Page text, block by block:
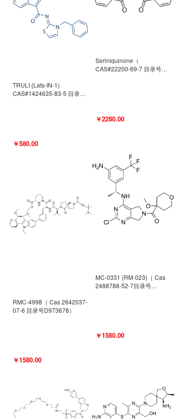
TRULI (Lats-IN-1)
CAS#1424635-83-5 目录号
￥580.00
RMC-4998（ Cas 2642037-
07-6 目录号D973678）
￥1580.00
Seriniquinone（
CAS#22200-69-7 目录号
￥2280.00
MC-0331 (RM-023)（ Cas
2488788-52-7目录号
￥1580.00